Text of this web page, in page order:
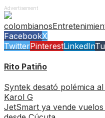
Advertisement
colombianos
FacebookX
TwitterPinterestLinkedIn
Rito Patiño
Syntek desató polémica
Karol G
JetSmart ya vende